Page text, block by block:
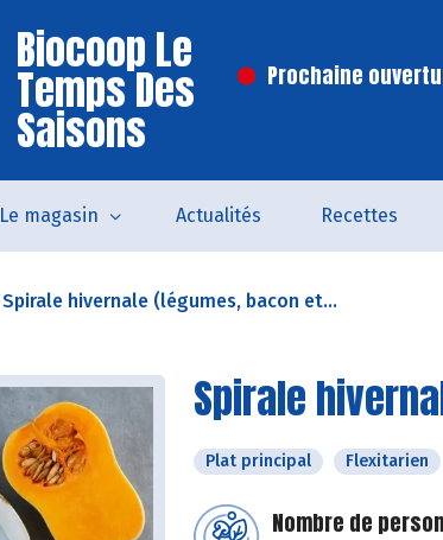
Biocoop Le
Temps Des
Saisons
Prochaine
Le magasin Actualités Recettes
Spirale hivernale (légumes, bacon et...
Spirale
Plat principal Flexitarien
Nombre de